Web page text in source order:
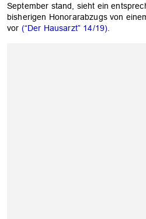
September stand, sieht ein
bisherigen Honorarabzugs von
vor (“Der Hausarzt” 14/19)